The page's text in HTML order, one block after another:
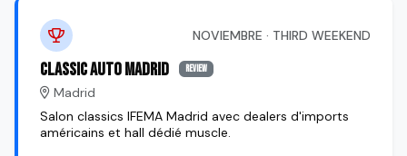
NOVIEMBRE · THIRD WEEKEND
Classic Auto Madrid review
Madrid
Salon classics IFEMA Madrid avec dealers d'imports
américains et hall dédié muscle.